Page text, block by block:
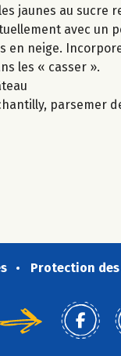
jaunes au
avec un
neige.
les « casser ».
parsemer
Protection